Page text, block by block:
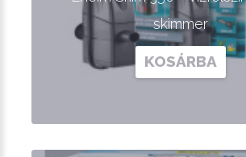
skimmer
KOSÁRBA